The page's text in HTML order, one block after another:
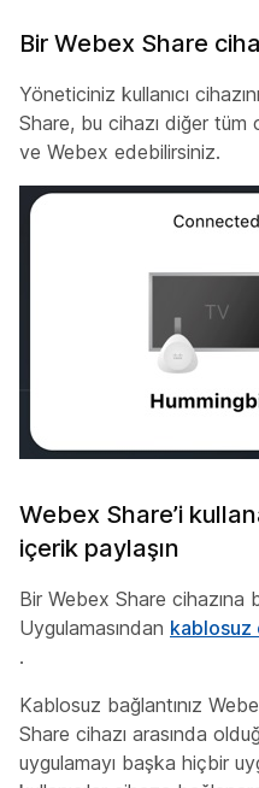
Bir Webex Share
Yöneticiniz kullanıcı
Share, bu cihazı diğer tüm
ve Webex edebilirsiniz.
Webex Share’i
içerik paylaşın
Bir Webex Share cihazına
Uygulamasından kablosuz
.
Kablosuz bağlantınız
Share cihazı arasında
uygulamayı başka hiçbir